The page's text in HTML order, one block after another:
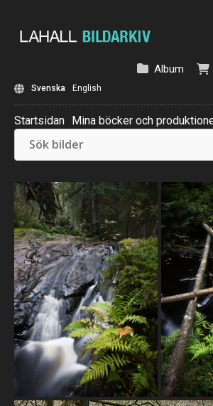
Album
Svenska English
Startsidan Mina böcker och
Beställ: Kalender 2025